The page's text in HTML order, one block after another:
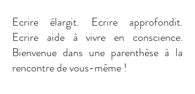
Ecrire élargit. Ecrire approfondit.
Ecrire aide à vivre en conscience.
Bienvenue dans une parenthèse à la
rencontre de vous-même !